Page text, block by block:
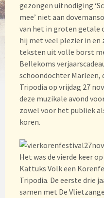
gezongen uitnodiging
mee’ niet aan
van het in groten getale
hij met veel plezier in en
teksten uit volle borst
Bellekoms
schoondochter Marleen,
Tripodia op vrijdag 27
deze muzikale avond
zowel voor het publiek
koren.
Het was de vierde keer
Kattuks Volk een
Tripodia. De eerste drie
samen met De